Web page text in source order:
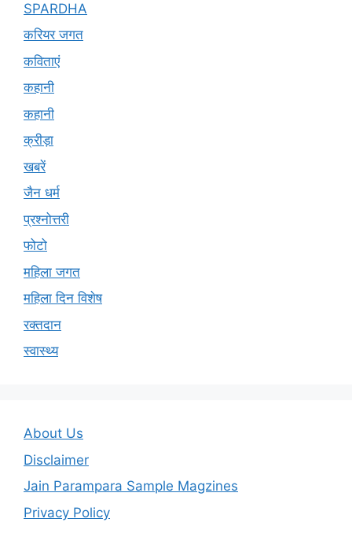
SPARDHA
करियर जगत
कविताएं
कहानी
कहानी
क्रीड़ा
खबरें
जैन धर्म
प्रश्नोत्तरी
फोटो
महिला जगत
महिला दिन विशेष
रक्तदान
स्वास्थ्य
About Us
Disclaimer
Jain Parampara Sample Magzines
Privacy Policy